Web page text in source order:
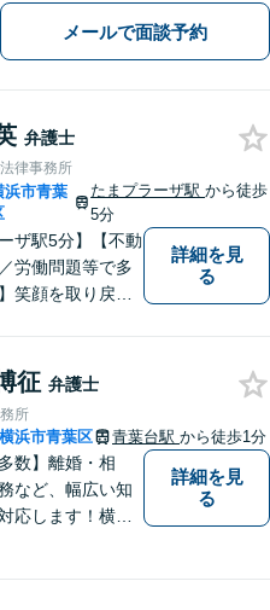
整理は何度でも相談無料【夜間・
相談可】
メールで面談予約
弁護士
律事務所
浜市青葉
たまプラーザ駅から徒歩
5分
ザ駅5分】【不動
労働問題等で多
笑顔を取り戻す
約時点での明朗
詳細を見
る
征 弁護士
所
横浜市青葉区 青葉台駅 から徒歩1分
数】離婚・相
など、幅広い知
応します！横
詳細を見
る